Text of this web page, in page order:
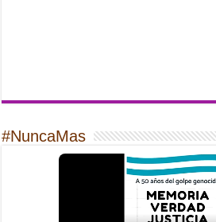
#NuncaMas